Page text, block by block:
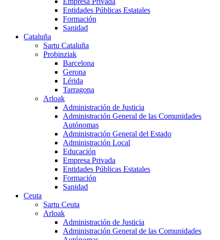
Entidades Públicas Estatales
Formación
Sanidad
Cataluña
Sartu Cataluña
Probinziak
Barcelona
Gerona
Lérida
Tarragona
Arloak
Administración de Justicia
Administración General de las Comunidades
Autónomas
Administración General del Estado
Administración Local
Educación
Empresa Privada
Entidades Públicas Estatales
Formación
Sanidad
Ceuta
Sartu Ceuta
Arloak
Administración de Justicia
Administración General de las Comunidades